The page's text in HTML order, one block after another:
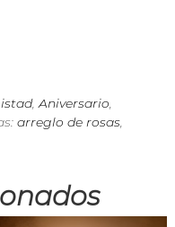
,Aniversario,
arreglo de rosas,